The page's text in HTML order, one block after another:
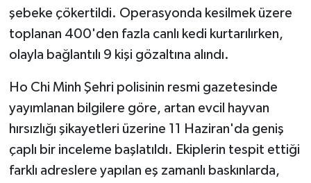
şebeke çökertildi. Operasyonda kesilmek üzere
toplanan 400'den fazla canlı kedi kurtarılırken,
olayla bağlantılı 9 kişi gözaltına alındı.
Ho Chi Minh Şehri polisinin resmi gazetesinde
yayımlanan bilgilere göre, artan evcil hayvan
hırsızlığı şikayetleri üzerine 11 Haziran'da geniş
çaplı bir inceleme başlatıldı. Ekiplerin tespit ettiği
farklı adreslere yapılan eş zamanlı baskınlarda,